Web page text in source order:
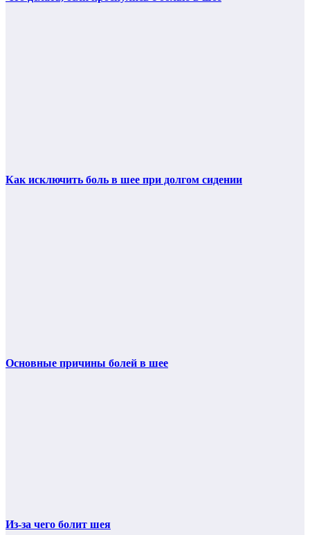
Как исключить боль в шее при долгом сидении
Основные причины болей в шее
Из-за чего болит шея